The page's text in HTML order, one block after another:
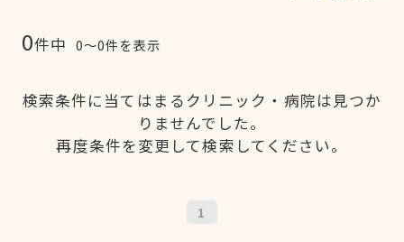
0件中 0〜0件を表示
検索条件に当てはまるクリニック・病院は見つか
りませんでした。
再度条件を変更して検索してください。
1